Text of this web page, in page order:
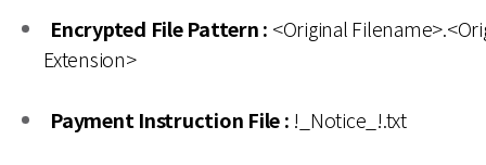
Encrypted File Pattern : <Original
Extension>
Payment Instruction File : !_Notice_!.txt